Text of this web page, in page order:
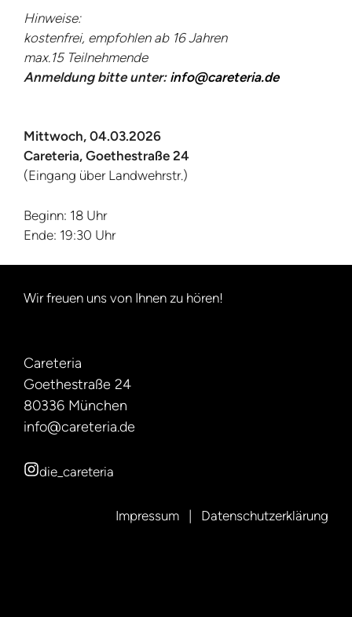
Hinweise:
kostenfrei, empfohlen ab 16 Jahren
max.15 Teilnehmende
Anmeldung bitte unter: info@careteria.de
Mittwoch, 04.03.2026
Careteria, Goethestraße 24
(Eingang über Landwehrstr.)
Beginn: 18 Uhr
Ende: 19:30 Uhr
Wir freuen uns von Ihnen zu hören!
Careteria
Goethestraße 24
80336 München
info@careteria.de
die_careteria
Impressum Datenschutzerklärung